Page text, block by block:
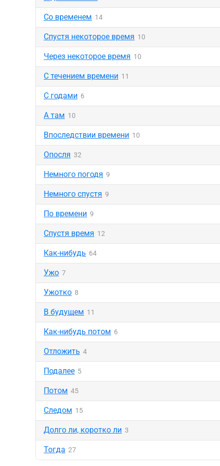
Со временем 14
Спустя некоторое время 10
Через некоторое время 10
С течением времени 11
С годами 6
А там 10
Впоследствии времени 10
Опосля 32
Немного погодя 9
Немного спустя 9
По времени 9
Спустя время 12
Как-нибудь 64
Ужо 7
Ужотко 8
В будущем 11
Как-нибудь потом 6
Отложить 4
Подалее 5
Потом 45
Следом 15
Долго ли, коротко ли 3
Тогда 27